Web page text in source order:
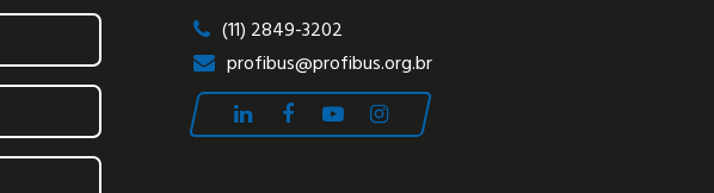
(11) 2849-3202
profibus@profibus.org.br